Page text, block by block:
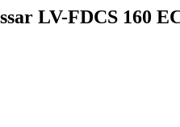
LV-FDCS 160